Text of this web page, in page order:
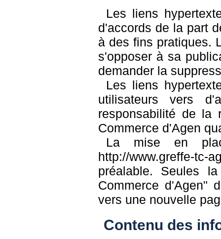
Les liens
d'accords de la part
à des fins pratiques.
s'opposer à sa
demander la
Les liens
utilisateurs vers
responsabilité de la
Commerce d'Agen
La mise en
http://www.greffe-tc-
préalable. Seules
Commerce d'Agen"
vers une nouvelle
Contenu des